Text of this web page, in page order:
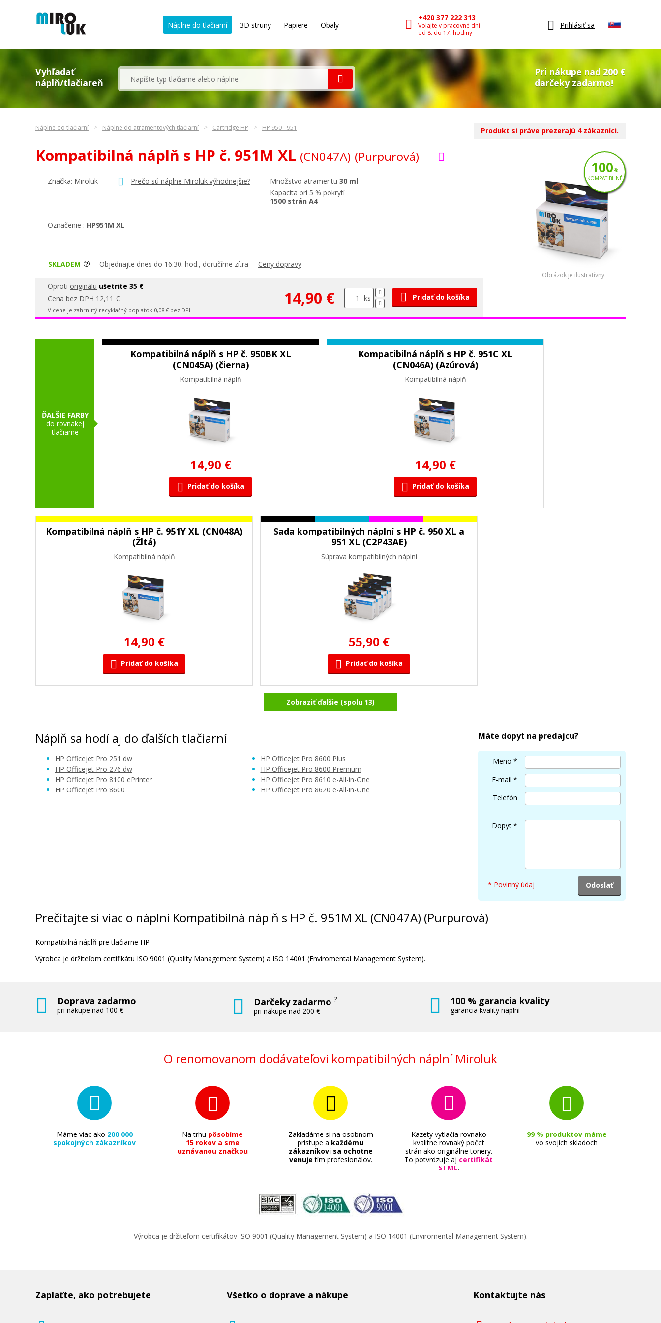
Náplne do tlačiarní 3D struny Papiere Obaly
+420 377 222 313
Volajte v pracovné dni
od 8. do 17. hodiny
Prihlásiť sa
Vyhľadať
náplň/tlačiareň
Pri nákupe nad 200 €
darčeky zadarmo!
Náplne do tlačiarní Náplne do atramentových tlačiarní Cartridge HP HP 950 - 951
Kompatibilná náplň s HP č. 951M XL (CN047A) (Purpurová)
Značka: Miroluk Prečo sú náplne Miroluk výhodnejšie? Množstvo atramentu 30 ml
Kapacita pri 5 % pokrytí
1500 strán A4
Označenie : HP951M XL
SKLADEM Objednajte dnes do 16:30. hod., doručíme zítra Ceny dopravy
Oproti originálu ušetríte 35 €
Cena bez DPH 12,11 €
V cene je zahrnutý recyklačný poplatok 0,08 € bez DPH
14,90 € ks Pridať do košíka
Obrázok je ilustratívny.
100%
KOMPATIBILNÉ
Produkt si práve prezerajú 4 zákazníci.
ĎALŠIE FARBY
do rovnakej
tlačiarne
Kompatibilná náplň s HP č. 950BK XL
(CN045A) (čierna)
Kompatibilná náplň
14,90 €
Pridať do košíka
Kompatibilná náplň s HP č. 951C XL
(CN046A) (Azúrová)
Kompatibilná náplň
14,90 €
Pridať do košíka
Kompatibilná náplň s HP č. 951Y XL (CN048A)
(Žltá)
Kompatibilná náplň
14,90 €
Pridať do košíka
Sada kompatibilných náplní s HP č. 950 XL a
951 XL (C2P43AE)
Súprava kompatibilných náplní
55,90 €
Pridať do košíka
Originálna náplň
Originálna náplň HP č. 951M (CN051AE)
30,90 €
Originálna náplň HP č. 951C XL (CN046A)
Originálna náplň HP č. 951M XL (CN047A)
Pridať do košíka
Originálna náplň HP č. 951Y XL (CN048A)
Originálna náplň HP č. 950BK XL (CN045A)
Zobraziť ďalšie (spolu 13)
Náplň sa hodí aj do ďalších tlačiarní
HP Officejet Pro 251 dw
HP Officejet Pro 276 dw
HP Officejet Pro 8100 ePrinter
HP Officejet Pro 8600
HP Officejet Pro 8600 Plus
HP Officejet Pro 8600 Premium
HP Officejet Pro 8610 e-All-in-One
HP Officejet Pro 8620 e-All-in-One
Máte dopyt na predajcu?
Meno *
E-mail *
Telefón
Dopyt *
* Povinný údaj
Prečítajte si viac o náplni Kompatibilná náplň s HP č. 951M XL (CN047A) (Purpurová)
Kompatibilná náplň pre tlačiarne HP.
Výrobca je držiteľom certifikátu ISO 9001 (Quality Management System) a ISO 14001 (Enviromental Management System).
Doprava zadarmo
pri nákupe nad 100 €
Darčeky zadarmo?
pri nákupe nad 200 €
100 % garancia kvality
garancia kvality náplní
O renomovanom dodávateľovi kompatibilných náplní Miroluk
Máme viac ako 200 000
spokojných zákazníkov
Na trhu pôsobíme
15 rokov a sme
uznávanou značkou
Zakladáme si na osobnom
prístupe a každému
zákazníkovi sa ochotne
venuje tím profesionálov.
Kazety vytlačia rovnako
kvalitne rovnaký počet
strán ako originálne tonery.
To potvrdzuje aj certifikát
STMC.
99 % produktov máme
vo svojich skladoch
Výrobca je držiteľom certifikátov ISO 9001 (Quality Management System) a ISO 14001 (Enviromental Management System).
Zaplaťte, ako potrebujete Všetko o doprave a nákupe Kontaktujte nás